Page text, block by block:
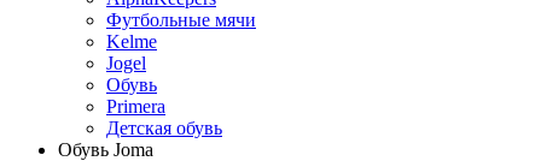
Футбольные мячи
Kelme
Jogel
Обувь
Primera
Детская обувь
Обувь Joma